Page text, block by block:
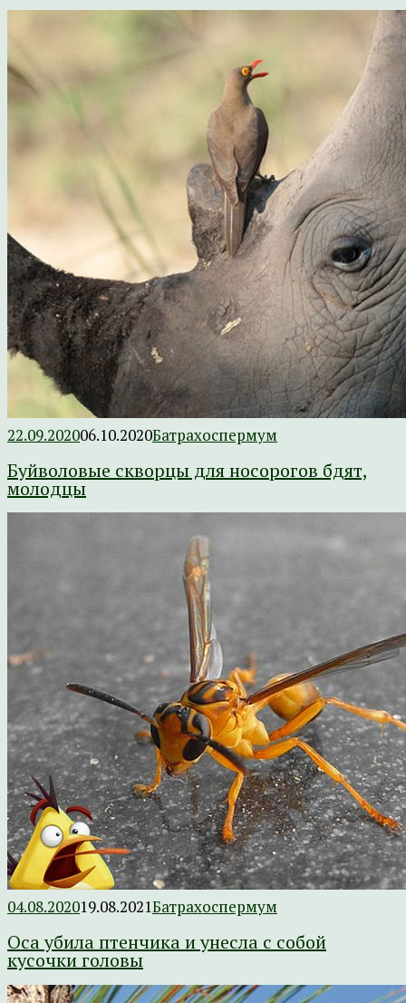
22.09.202006.10.2020Батрахоспермум
Буйволовые скворцы для носорогов бдят,
молодцы
04.08.202019.08.2021Батрахоспермум
Оса убила птенчика и унесла с собой
кусочки головы